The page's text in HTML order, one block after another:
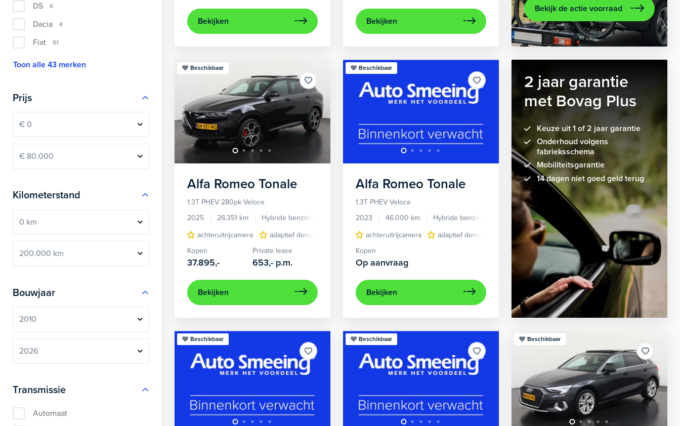
DS 6
Dacia 4
Fiat 51
Toon alle 43 merken
Prijs
Kilometerstand
Bouwjaar
Transmissie
Automaat
Bekijken Bekijken
Bekijk de actie voorraad
Beschikbaar
Alfa Romeo Tonale
1.3T PHEV 280pk Veloce
2025
26.351 km Hybride benzine
Automaat
achteruitrijcamera
adaptief demping systeem audio installatie premium cruise control adaptief dodehoek detectie
elektrisch
Kopen
37.895,-
Private lease
653,- p.m.
Bekijken
Beschikbaar
Alfa Romeo Tonale
1.3T PHEV Veloce
2023
46.000 km Hybride benzine
Automaat
achteruitrijcamera
adaptief demping systeem Apple Carplay/Android Auto
audio
Kopen
Op aanvraag
Bekijken
2 jaar garantie
met Bovag Plus
Keuze uit 1 of 2 jaar garantie
Onderhoud volgens
fabrieksschema
Mobiliteitsgarantie
14 dagen niet goed geld terug
Beschikbaar Beschikbaar Beschikbaar